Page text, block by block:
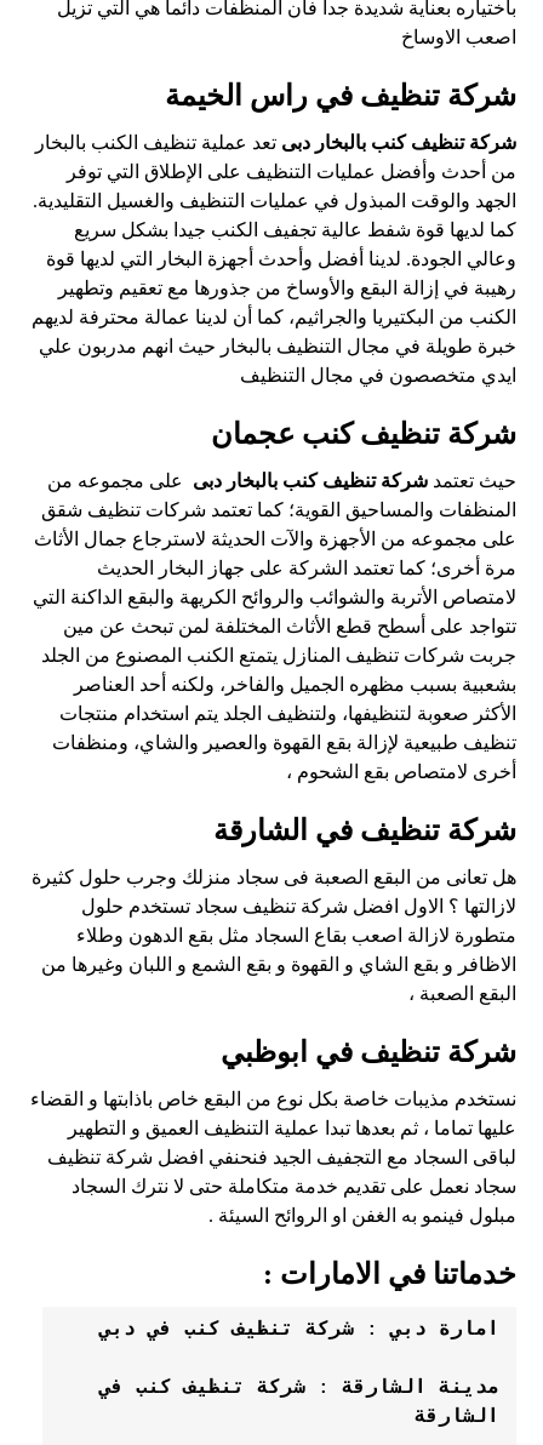
باختياره بعناية شديدة جدا فان المنظفات دائما هي التي تزيل
اصعب الاوساخ
شركة تنظيف في راس الخيمة
شركة تنظيف كنب بالبخار دبىتعد عملية تنظيف الكنب بالبخار
من أحدث وأفضل عمليات التنظيف على الإطلاق التي توفر
الجهد والوقت المبذول في عمليات التنظيف والغسيل التقليدية.
كما لديها قوة شفط عالية تجفيف الكنب جيدا بشكل سريع
وعالي الجودة. لدينا أفضل وأحدث أجهزة البخار التي لديها قوة
رهيبة في إزالة البقع والأوساخ من جذورها مع تعقيم وتطهير
الكنب من البكتيريا والجراثيم، كما أن لدينا عمالة محترفة لديهم
خبرة طويلة في مجال التنظيف بالبخار حيث انهم مدربون علي
ايدي متخصصون في مجال التنظيف
شركة تنظيف كنب عجمان
حيث تعتمدشركة تنظيف كنب بالبخار دبى
على مجموعه من
المنظفات والمساحيق القوية؛ كما تعتمد شركات تنظيف شقق
على مجموعه من الأجهزة والآت الحديثة لاسترجاع جمال الأثاث
مرة أخرى؛ كما تعتمد الشركة على جهاز البخار الحديث
لامتصاص الأتربة والشوائب والروائح الكريهة والبقع الداكنة التي
تتواجد على أسطح قطع الأثاث المختلفة لمن تبحث عن مين
جربت شركات تنظيف المنازل يتمتع الكنب المصنوع من الجلد
بشعبية بسبب مظهره الجميل والفاخر، ولكنه أحد العناصر
الأكثر صعوبة لتنظيفها، ولتنظيف الجلد يتم استخدام منتجات
تنظيف طبيعية لإزالة بقع القهوة والعصير والشاي، ومنظفات
أخرى لامتصاص بقع الشحوم ،
شركة تنظيف في الشارقة
هل تعانى من البقع الصعبة فى سجاد منزلك وجرب حلول كثيرة
لازالتها ؟ الاول افضل شركة تنظيف سجاد تستخدم حلول
متطورة لازالة اصعب بقاع السجاد مثل بقع الدهون وطلاء
الاظافر و بقع الشاي و القهوة و بقع الشمع و اللبان وغيرها من
البقع الصعبة ،
شركة تنظيف في ابوظبي
نستخدم مذيبات خاصة بكل نوع من البقع خاص باذابتها و القضاء
عليها تماما ، ثم بعدها تبدا عملية التنظيف العميق و التطهير
لباقى السجاد مع التجفيف الجيد فنحنفي افضل شركة تنظيف
سجاد نعمل على تقديم خدمة متكاملة حتى لا نترك السجاد
مبلول فينمو به الغفن او الروائح السيئة .
خدماتنا في الامارات :
امارة دبي : شركة تنظيف كنب في دبي
مدينة الشارقة :
شركة تنظيف كنب في
الشارقة